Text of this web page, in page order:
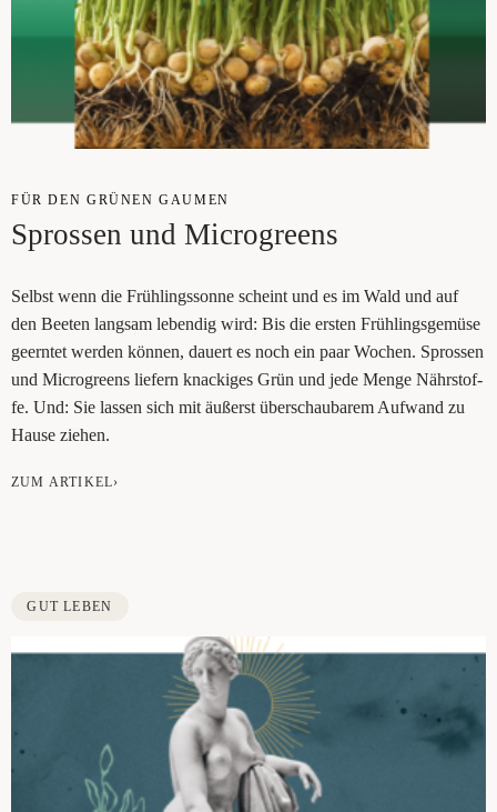
FÜR DEN GRÜ­NEN GAU­MEN
Spros­sen und Microgreens
Selbst wenn die Früh­lings­son­ne scheint und es im Wald und auf
den Bee­ten lang­sam leben­dig wird: Bis die ers­ten Früh­lings­ge­mü­se
geern­tet wer­den kön­nen, dau­ert es noch ein paar Wochen. Spros­sen
und Micro­greens lie­fern kna­cki­ges Grün und jede Men­ge Nähr­stof­
fe. Und: Sie las­sen sich mit äußerst über­schau­ba­rem Auf­wand zu
Hau­se ziehen.
ZUM ARTIKEL›
GUT LEBEN